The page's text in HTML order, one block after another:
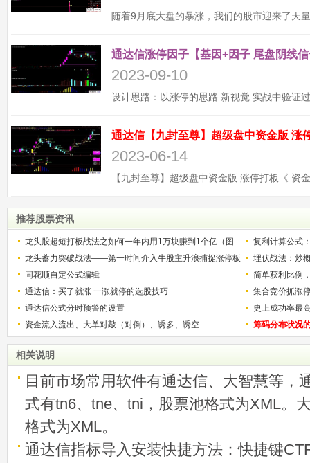
通达信涨停因子【基因+因子 尾盘阴线
2023-09-10
2023-06-14
推荐股票资讯
龙头股超短打板战法之如何一年内用1万块赚到1个亿（图
解）
复利计算公式
少？
龙头蓄力突破战法——第一时间介入牛股主升浪捕捉涨停板
的技巧（图解）
埋伏战法：炒
同花顺自定公式编辑
简单获利比例
用
通达信：买了就涨 一涨就停的选股技巧
集合竞价抓涨
通达信公式分时预警的设置
史上成功率最
称选股法宝！
资金流入流出、大单对敲（对倒）、诱多、诱空 筹码分布状况
相关说明
目前市场常用软件有通达信、大智慧等，
式有tn6、tne、tni，股票池格式为XML。
格式为XML。
通达信指标导入安装快捷方法：快捷键